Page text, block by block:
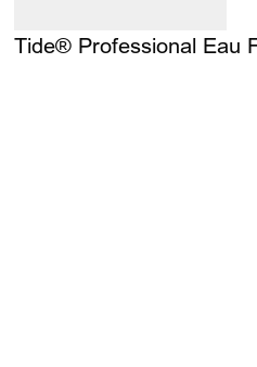
Tide® Professional Eau